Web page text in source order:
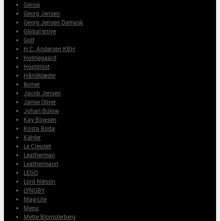
Gense
Georg Jensen
Georg Jensen Damask
Global knive
Golf
H.C. Andersen KBH
Holmegaard
Hoptimist
Håndklæder
Ikoner
Jacob Jensen
Jamie Oliver
Johan Bülow
Kay Bojesen
Kosta Boda
Kähler
Le Creuset
Leatherman
Leathermann
LEGO
Lord Nelson
LYNGBY
Mag-Lite
Menu
Mette Blomsterberg